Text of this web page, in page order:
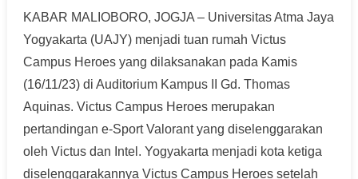
KABAR MALIOBORO, JOGJA – Universitas Atma Jaya
Yogyakarta (UAJY) menjadi tuan rumah Victus
Campus Heroes yang dilaksanakan pada Kamis
(16/11/23) di Auditorium Kampus II Gd. Thomas
Aquinas. Victus Campus Heroes merupakan
pertandingan e-Sport Valorant yang diselenggarakan
oleh Victus dan Intel. Yogyakarta menjadi kota ketiga
diselenggarakannya Victus Campus Heroes setelah